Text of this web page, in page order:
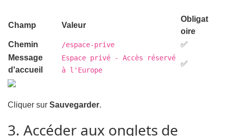
Champ Valeur
Obligat
oire
Chemin
/espace-prive
✅
Message
d'accueil
Espace privé - Accès réservé
à l'Europe
✅
Cliquer sur Sauvegarder.
3. Accéder aux onglets de